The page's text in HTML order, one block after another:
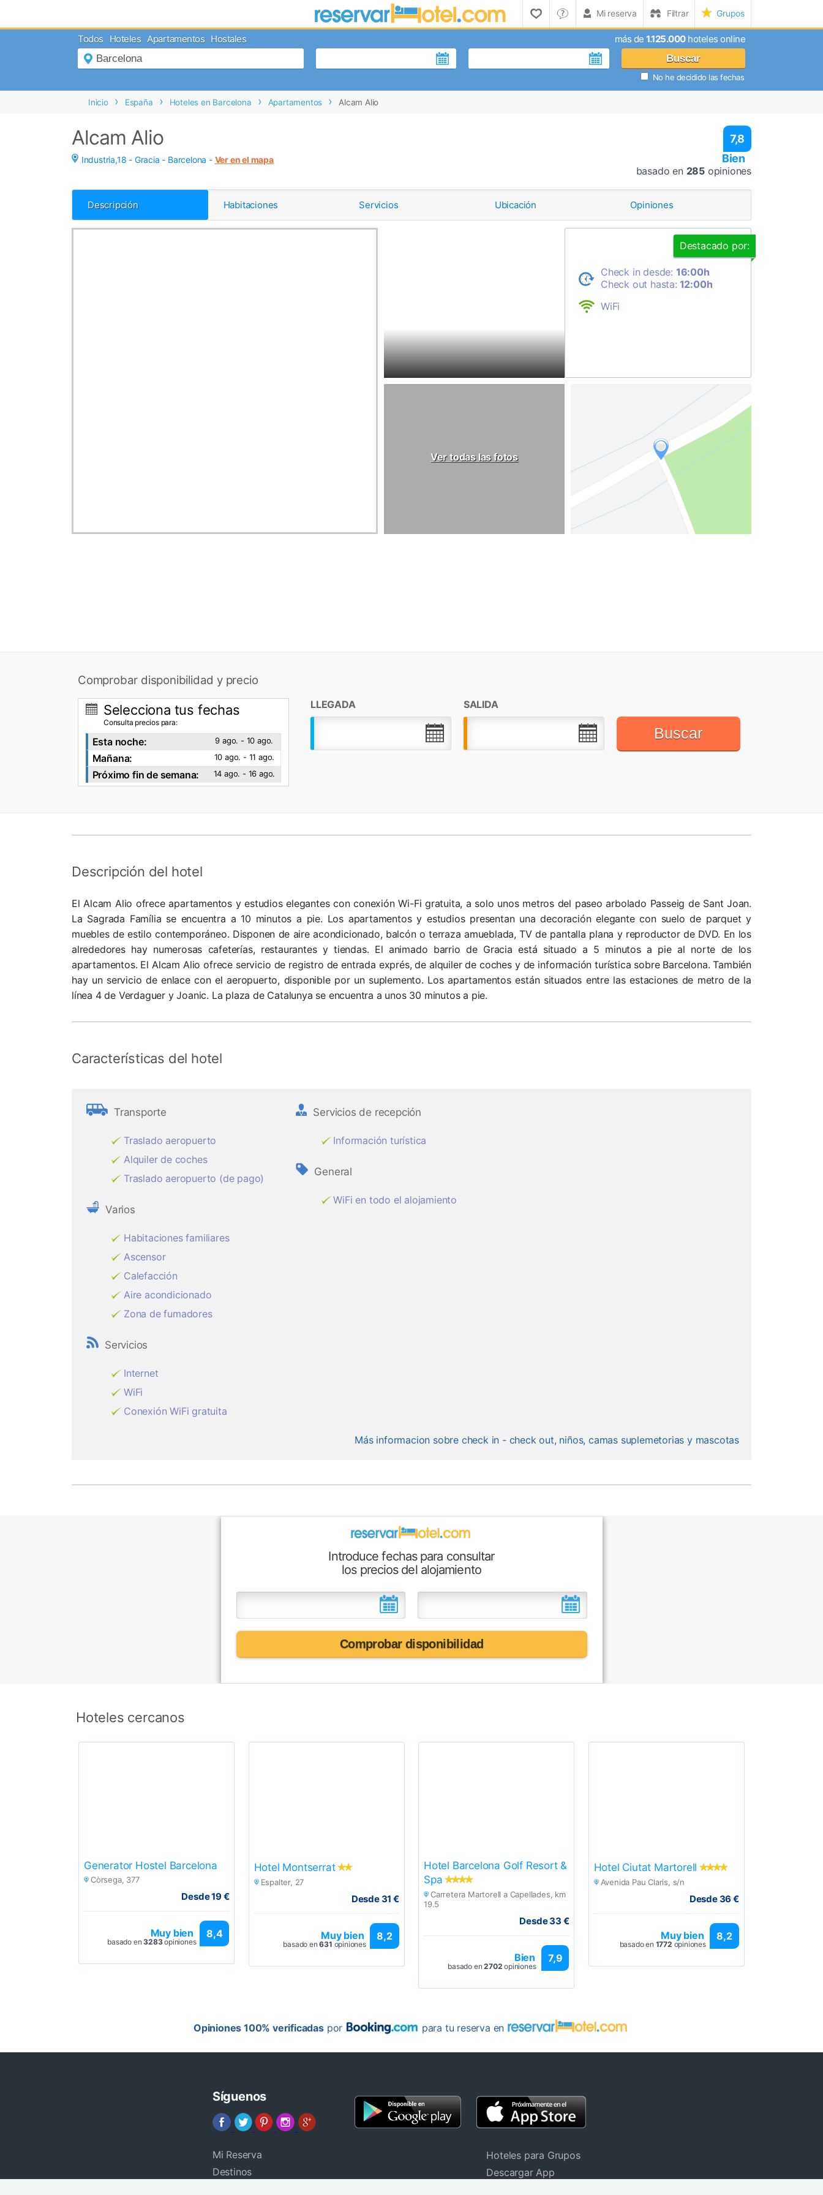
Grupos
Filtrar
Mi reserva
Grupos
Todos Hoteles Apartamentos Hostales más de 1.125.000hoteles online
Buscar
No he decidido las fechas
Inicio España Hoteles en Barcelona Apartamentos Alcam Alio
Alcam Alio
7,8
Bien
basado en 285 opiniones
Industria,18 - Gracia - Barcelona - Ver en el mapa
Descripción Habitaciones Servicios Ubicación Opiniones
Destacado por:
Check in desde: 16:00h
Check out hasta: 12:00h
WiFi
Ver todas las fotos
Comprobar disponibilidad y precio
Selecciona tus fechas
Consulta precios para:
Esta noche: 9 ago. - 10 ago.
Mañana: 10 ago. - 11 ago.
Próximo fin de semana: 14 ago. - 16 ago.
LLEGADA SALIDA
Buscar
Descripción del hotel
El Alcam Alio ofrece apartamentos y estudios elegantes con conexión Wi-Fi gratuita, a solo unos metros del paseo arbolado Passeig de Sant Joan.
La Sagrada Família se encuentra a 10 minutos a pie. Los apartamentos y estudios presentan una decoración elegante con suelo de parquet y
muebles de estilo contemporáneo. Disponen de aire acondicionado, balcón o terraza amueblada, TV de pantalla plana y reproductor de DVD. En los
alrededores hay numerosas cafeterías, restaurantes y tiendas. El animado barrio de Gracia está situado a 5 minutos a pie al norte de los
apartamentos. El Alcam Alio ofrece servicio de registro de entrada exprés, de alquiler de coches y de información turística sobre Barcelona. También
hay un servicio de enlace con el aeropuerto, disponible por un suplemento. Los apartamentos están situados entre las estaciones de metro de la
línea 4 de Verdaguer y Joanic. La plaza de Catalunya se encuentra a unos 30 minutos a pie.
Características del hotel
Transporte
Traslado aeropuerto
Alquiler de coches
Traslado aeropuerto (de pago)
Varios
Habitaciones familiares
Ascensor
Calefacción
Aire acondicionado
Zona de fumadores
Servicios
Internet
WiFi
Conexión WiFi gratuita
Servicios de recepción
Información turística
General
WiFi en todo el alojamiento
Más informacion sobre check in - check out, niños, camas suplemetorias y mascotas
Introduce fechas para consultar
los precios del alojamiento
Comprobar disponibilidad
Hoteles cercanos
Generator Hostel Barcelona
Còrsega, 377
Desde 19 €
8,4
Muy bien
basado en3283opiniones
Hotel Montserrat
Espalter, 27
Desde 31 €
8,2
Muy bien
basado en631 opiniones
Hotel Barcelona Golf Resort &
Spa
Carretera Martorell a Capellades, km
19.5
Desde 33 €
7,9
Bien
basado en2702 opiniones
Hotel Ciutat Martorell
Avenida Pau Claris, s/n
Desde 36 €
8,2
Muy bien
basado en 1772 opiniones
Opiniones 100% verificadaspor para tu reserva en
Síguenos
Mi Reserva
Destinos
Hoteles para Grupos
Descargar App